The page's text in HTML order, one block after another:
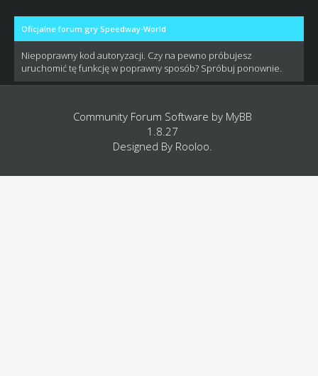
Oficjalne forum gry Speedway-World
Niepoprawny kod autoryzacji. Czy na pewno próbujesz
uruchomić tę funkcję w poprawny sposób? Spróbuj ponownie.
Community Forum Software by MyBB
1.8.27
Designed By Rooloo.